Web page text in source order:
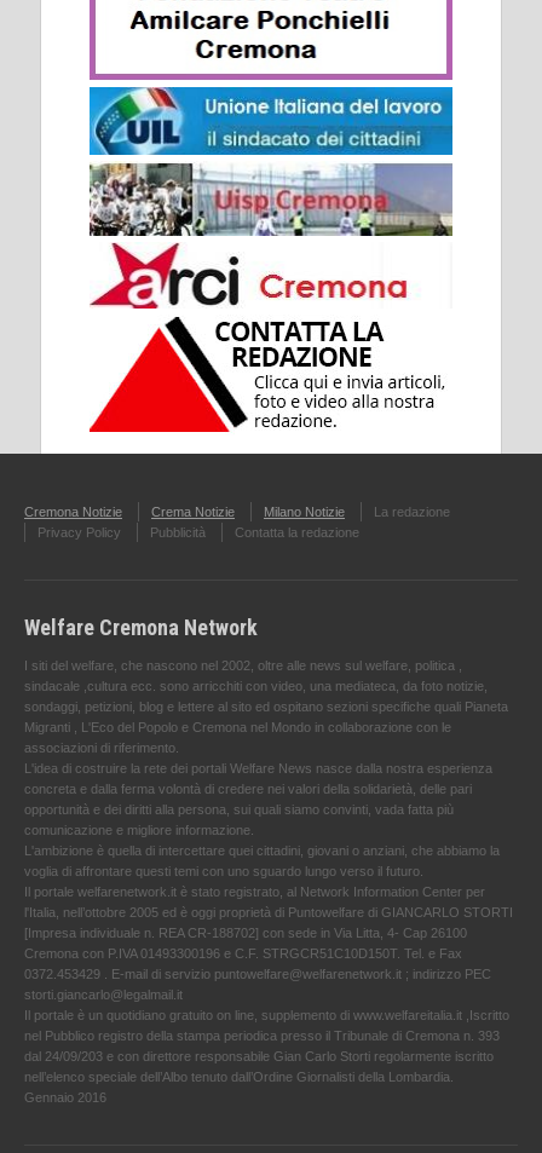
Cremona Notizie Crema Notizie Milano Notizie
La redazione
Privacy Policy
Pubblicità Contatta la redazione
Welfare Cremona Network
I siti del welfare, che nascono nel 2002, oltre alle news sul welfare, politica ,
sindacale ,cultura ecc. sono arricchiti con video, una mediateca, da foto notizie,
sondaggi, petizioni, blog e lettere al sito ed ospitano sezioni specifiche quali Pianeta
Migranti , L'Eco del Popolo e Cremona nel Mondo in collaborazione con le
associazioni di riferimento.
L'idea di costruire la rete dei portali Welfare News nasce dalla nostra esperienza
concreta e dalla ferma volontà di credere nei valori della solidarietà, delle pari
opportunità e dei diritti alla persona, sui quali siamo convinti, vada fatta più
comunicazione e migliore informazione.
L'ambizione è quella di intercettare quei cittadini, giovani o anziani, che abbiamo la
voglia di affrontare questi temi con uno sguardo lungo verso il futuro.
Il portale welfarenetwork.it è stato registrato, al Network Information Center per
l'Italia, nell’ottobre 2005 ed è oggi proprietà di Puntowelfare di GIANCARLO STORTI
[Impresa individuale n. REA CR-188702] con sede in Via Litta, 4- Cap 26100
Cremona con P.IVA 01493300196 e C.F. STRGCR51C10D150T. Tel. e Fax
0372.453429 . E-mail di servizio puntowelfare@welfarenetwork.it ; indirizzo PEC
storti.giancarlo@legalmail.it
Il portale è un quotidiano gratuito on line, supplemento di www.welfareitalia.it ,Iscritto
nel Pubblico registro della stampa periodica presso il Tribunale di Cremona n. 393
dal 24/09/203 e con direttore responsabile Gian Carlo Storti regolarmente iscritto
nell’elenco speciale dell’Albo tenuto dall’Ordine Giornalisti della Lombardia.
Gennaio 2016